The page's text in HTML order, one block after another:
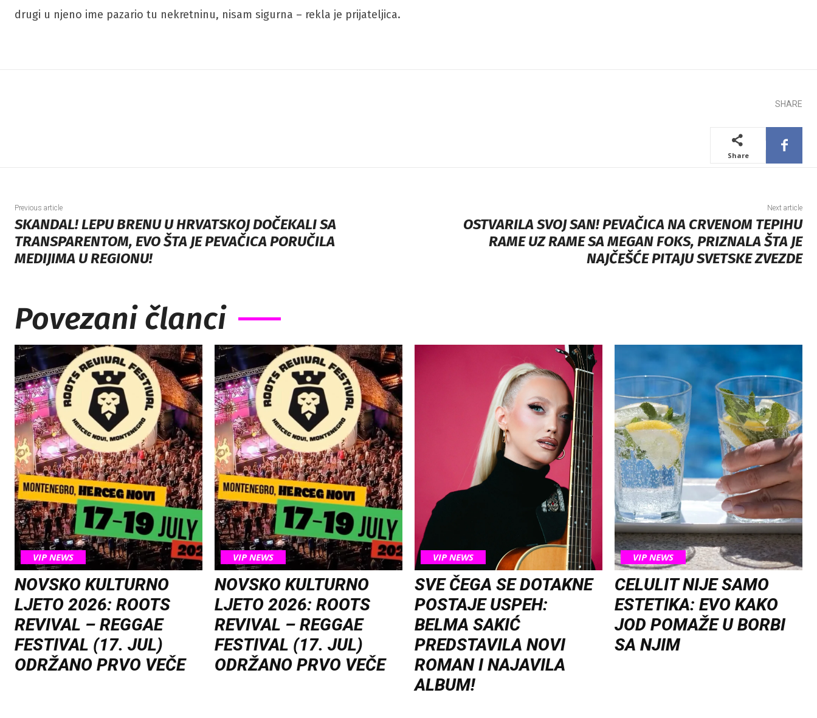
drugi u njeno ime pazario tu nekretninu, nisam sigurna – rekla je prijateljica.
SHARE
Share
Previous article
SKANDAL! LEPU BRENU U HRVATSKOJ DOČEKALI SA
TRANSPARENTOM, EVO ŠTA JE PEVAČICA PORUČILA
MEDIJIMA U REGIONU!
Next article
OSTVARILA SVOJ SAN! PEVAČICA NA CRVENOM TEPIHU
RAME UZ RAME SA MEGAN FOKS, PRIZNALA ŠTA JE
NAJČEŠĆE PITAJU SVETSKE ZVEZDE
Povezani članci
VIP NEWS
NOVSKO KULTURNO
LJETO 2026: ROOTS
REVIVAL – REGGAE
FESTIVAL (17. JUL)
ODRŽANO PRVO VEČE
VIP NEWS
NOVSKO KULTURNO
LJETO 2026: ROOTS
REVIVAL – REGGAE
FESTIVAL (17. JUL)
ODRŽANO PRVO VEČE
VIP NEWS
SVE ČEGA SE DOTAKNE
POSTAJE USPEH:
BELMA SAKIĆ
PREDSTAVILA NOVI
ROMAN I NAJAVILA
ALBUM!
VIP NEWS
CELULIT NIJE SAMO
ESTETIKA: EVO KAKO
JOD POMAŽE U BORBI
SA NJIM